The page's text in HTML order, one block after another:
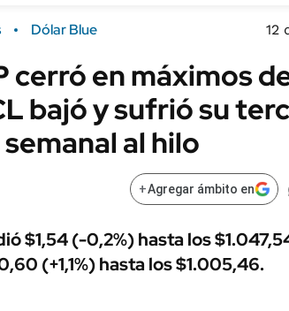
Sustentabilidad
ENERGY REPORT
POLÍTICA
URUGUAY
Dólar Blue 12
cerró en máximos
bajó y sufrió su
al hilo
+Agregar ámbito en
$1,54 (-0,2%) hasta los
(+1,1%) hasta los $1.005,46.